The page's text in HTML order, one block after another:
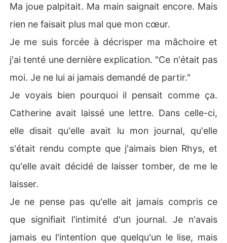
Ma joue palpitait. Ma main saignait encore. Mais
rien ne faisait plus mal que mon cœur.
Je me suis forcée à décrisper ma mâchoire et
j'ai tenté une dernière explication. "Ce n'était pas
moi. Je ne lui ai jamais demandé de partir."
Je voyais bien pourquoi il pensait comme ça.
Catherine avait laissé une lettre. Dans celle-ci,
elle disait qu'elle avait lu mon journal, qu'elle
s'était rendu compte que j'aimais bien Rhys, et
qu'elle avait décidé de laisser tomber, de me le
laisser.
Je ne pense pas qu'elle ait jamais compris ce
que signifiait l'intimité d'un journal. Je n'avais
jamais eu l'intention que quelqu'un le lise, mais